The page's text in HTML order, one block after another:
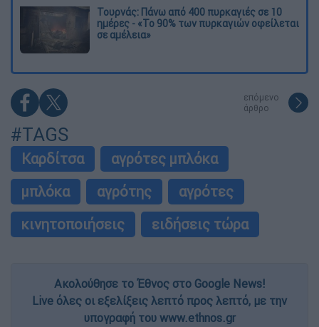
Τουρνάς: Πάνω από 400 πυρκαγιές σε 10
ημέρες - «Το 90% των πυρκαγιών οφείλεται
σε αμέλεια»
επόμενο
άρθρο
#TAGS
Καρδίτσα
αγρότες μπλόκα
μπλόκα
αγρότης
αγρότες
κινητοποιήσεις
ειδήσεις τώρα
Ακολούθησε το Έθνος στο Google News!
Live όλες οι εξελίξεις λεπτό προς λεπτό, με την
υπογραφή του www.ethnos.gr